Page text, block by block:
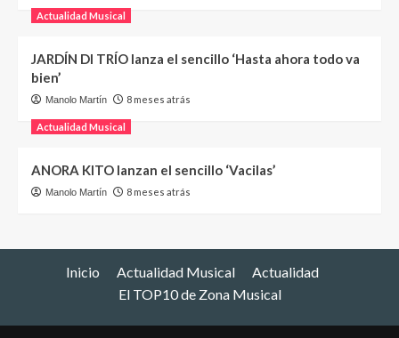
Actualidad Musical
JARDÍN DI TRÍO lanza el sencillo ‘Hasta ahora todo va
bien’
Manolo Martín 8 meses atrás
Actualidad Musical
ANORA KITO lanzan el sencillo ‘Vacilas’
Manolo Martín 8 meses atrás
Inicio Actualidad Musical
Actualidad
El TOP10 de Zona Musical